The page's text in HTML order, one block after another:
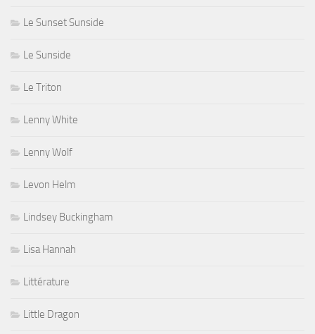
Le Sunset Sunside
Le Sunside
Le Triton
Lenny White
Lenny Wolf
Levon Helm
Lindsey Buckingham
Lisa Hannah
Littérature
Little Dragon